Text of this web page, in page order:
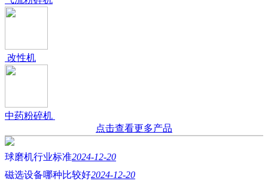
改性机
中药粉碎机
点击查看更多产品
球磨机行业标准2024-12-20
磁选设备哪种比较好2024-12-20